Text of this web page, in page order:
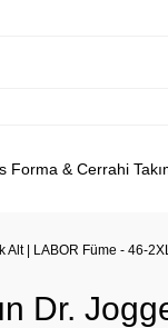
Forma & Cerrahi
Alt | LABOR Füme - 46-
Dr.